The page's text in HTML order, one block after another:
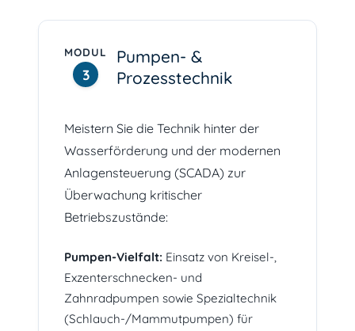
MODUL
3
Pumpen- &
Prozesstechnik
Meistern Sie die Technik hinter der
Wasserförderung und der modernen
Anlagensteuerung (SCADA) zur
Überwachung kritischer
Betriebszustände:
Pumpen-Vielfalt: Einsatz von Kreisel-,
Exzenterschnecken- und
Zahnradpumpen sowie Spezialtechnik
(Schlauch-/Mammutpumpen) für